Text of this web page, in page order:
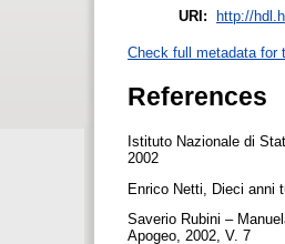
URI: http://
Check full metadata for
References
Istituto Nazionale di
2002
Enrico Netti, Dieci anni
Saverio Rubini –
Apogeo, 2002, V. 7